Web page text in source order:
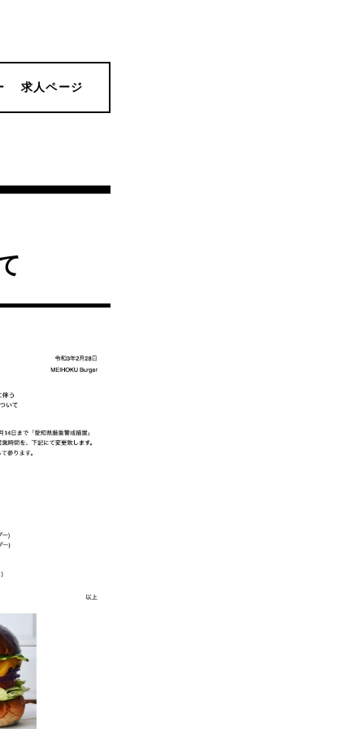
求人ページ